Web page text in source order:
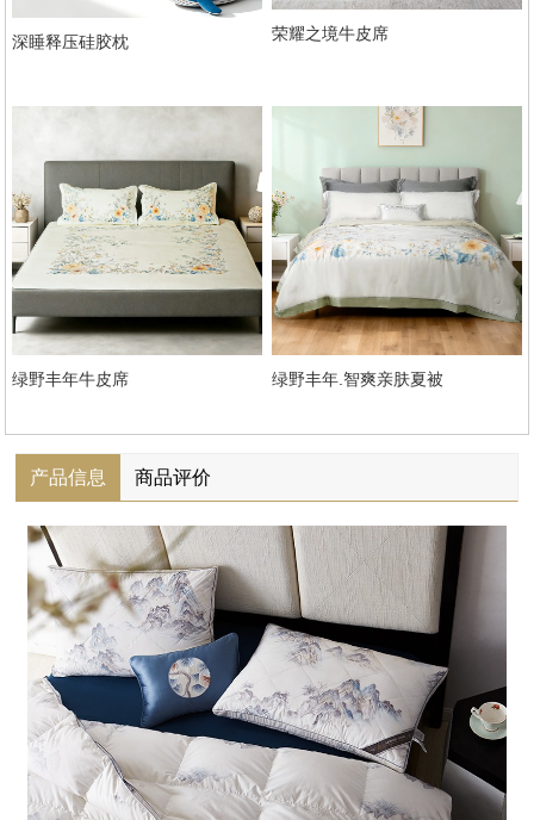
深睡释压硅胶枕 荣耀之境牛皮席
绿野丰年牛皮席 绿野丰年.智爽亲肤夏被
产品信息 商品评价